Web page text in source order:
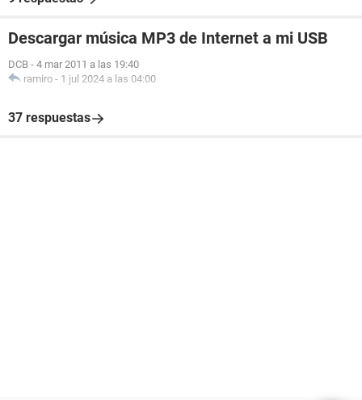
Descargar música MP3 de Internet a mi USB
DCB - 4 mar 2011 a las 19:40
ramiro - 1 jul 2024 a las 04:00
37 respuestas